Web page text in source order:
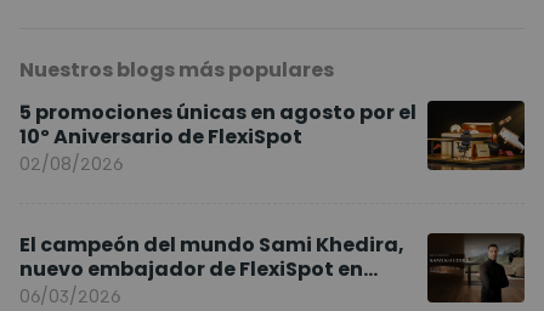
Nuestros blogs más populares
5 promociones únicas en agosto por el
10º Aniversario de FlexiSpot
02/08/2026
El campeón del mundo Sami Khedira,
nuevo embajador de FlexiSpot en
Europa
06/03/2026